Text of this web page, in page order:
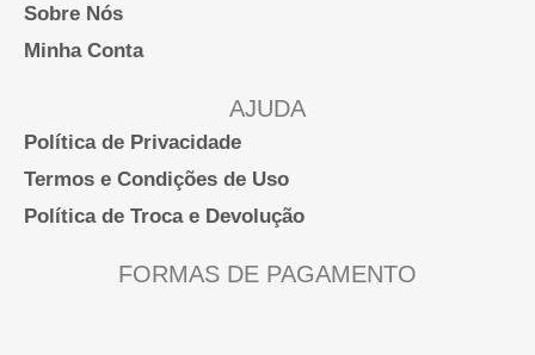
Sobre Nós
Minha Conta
AJUDA
Política de Privacidade
Termos e Condições de Uso
Política de Troca e Devolução
FORMAS DE PAGAMENTO